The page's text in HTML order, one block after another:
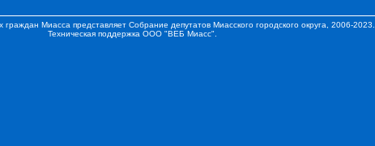
граждан Миасса представляет Собрание депутатов Миасского городского округа, 2006-2023.
Техническая поддержка ООО "ВЕБ Миасс".